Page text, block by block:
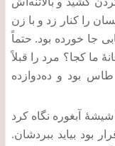
را کنار زد و با زن
جا خورده بود. حتماً
ما کجا؟ مرد را قبلاً
بود و ده‌دوازده
شیشۀ آبغوره نگاه کرد
بود بیاید ببردشان.